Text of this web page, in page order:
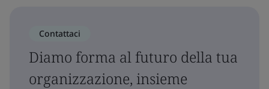
Contattaci
Diamo forma al futuro della tua
organizzazione, insieme